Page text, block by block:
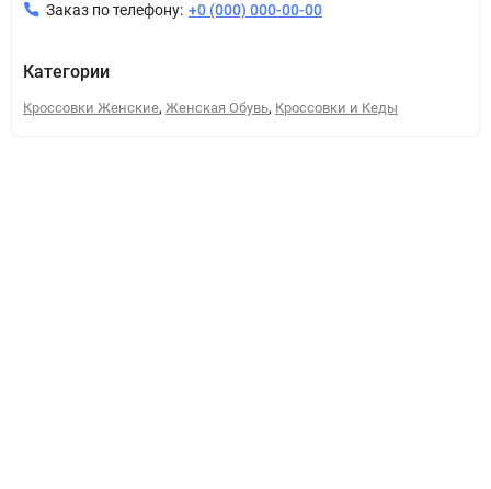
Заказ по телефону: +0 (000) 000-00-00
Категории
Кроссовки Женские, Женская Обувь, Кроссовки и Кеды